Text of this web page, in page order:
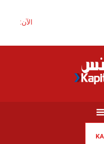
الآن: